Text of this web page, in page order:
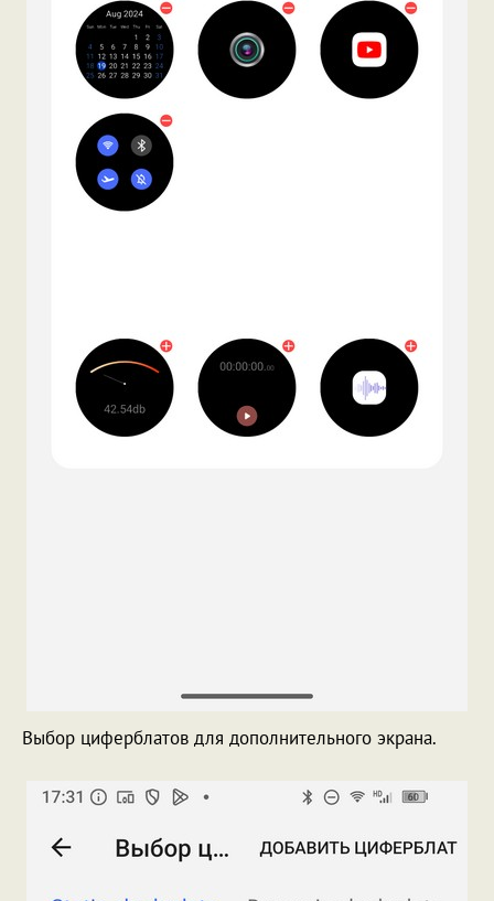
Выбор циферблатов для дополнительного экрана.